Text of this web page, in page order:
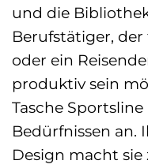
und die
Berufstätiger,
oder ein
produktiv sein
Tasche Sportsline
Bedürfnissen an.
Design macht